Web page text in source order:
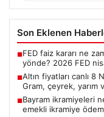
Son Eklenen
■FED faiz kararı ne
yönde? 2026 FED
■Altın fiyatları canlı 8
Gram, çeyrek, yarım
■Bayram ikramiyeleri
emekli ikramiye